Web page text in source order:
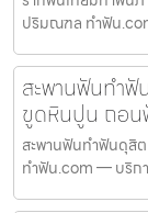
ปริมณฑล ทำฟัน
สะพานฟันทำ
ขูดหินปูน ถอ
สะพานฟันทำฟันดุสิ
ทำฟัน.com — บริก